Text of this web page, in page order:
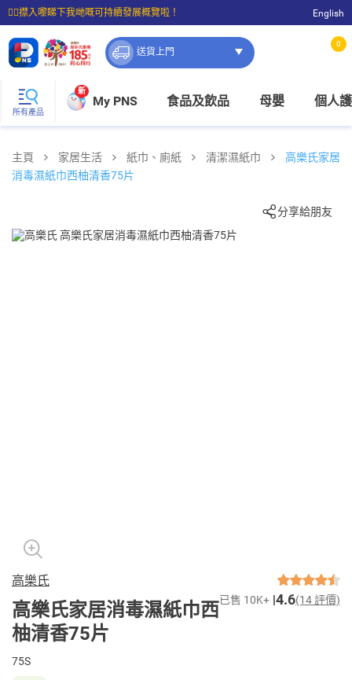
☝🏼㩒入嚟睇下我哋嘅可持續發展概覽啦！
⭐購物滿$399即享免費送貨；滿$100即可免費店取。
English
送貨上門
0
所有產品
新
My PNS 食品及飲品 母嬰 個人
主頁 家居生活 紙巾、廁紙 清潔濕紙巾
高樂氏家居
消毒濕紙巾西柚清香75片
分享給朋友
高樂氏
高樂氏家居消毒濕紙巾西
柚清香75片
已售 10K+ 4.6(14 評價)
75S